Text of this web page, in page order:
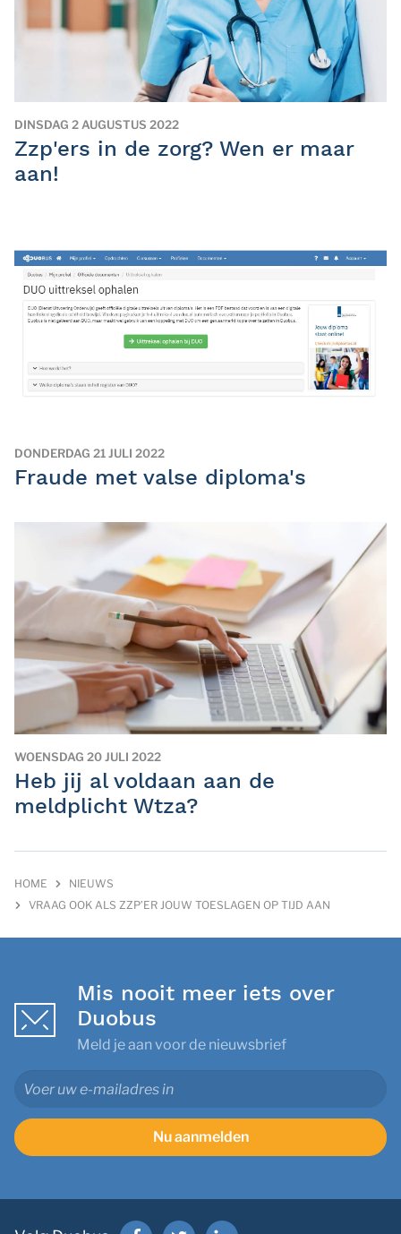
DINSDAG 2 AUGUSTUS 2022
Zzp'ers in de zorg? Wen er maar
aan!
DONDERDAG 21 JULI 2022
Fraude met valse diploma's
WOENSDAG 20 JULI 2022
Heb jij al voldaan aan de
meldplicht Wtza?
HOME
NIEUWS
VRAAG OOK ALS ZZP’ER JOUW TOESLAGEN OP TIJD AAN
Mis nooit meer iets over
Duobus
Meld je aan voor de nieuwsbrief
Nu aanmelden